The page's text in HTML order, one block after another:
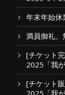
年末年始休
満員御礼、
[チケット
2025「我が
[チケット
2025「我が